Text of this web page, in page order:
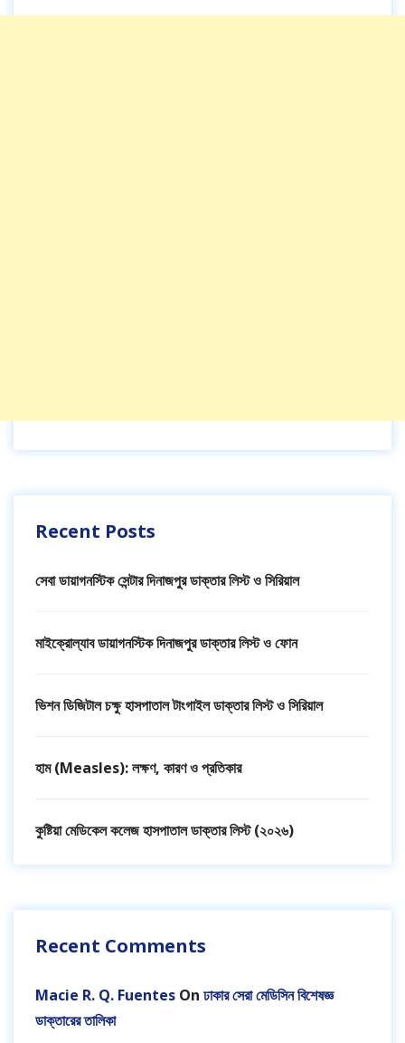
Recent Posts
সেবা ডায়াগনস্টিক সেন্টার দিনাজপুর ডাক্তার লিস্ট ও সিরিয়াল
মাইক্রোল্যাব ডায়াগনস্টিক দিনাজপুর ডাক্তার লিস্ট ও ফোন
ভিশন ডিজিটাল চক্ষু হাসপাতাল টাংগাইল ডাক্তার লিস্ট ও সিরিয়াল
হাম (Measles): লক্ষণ, কারণ ও প্রতিকার
কুষ্টিয়া মেডিকেল কলেজ হাসপাতাল ডাক্তার লিস্ট (২০২৬)
Recent Comments
Macie R. Q. Fuentes On ঢাকার সেরা মেডিসিন বিশেষজ্ঞ
ডাক্তারের তালিকা